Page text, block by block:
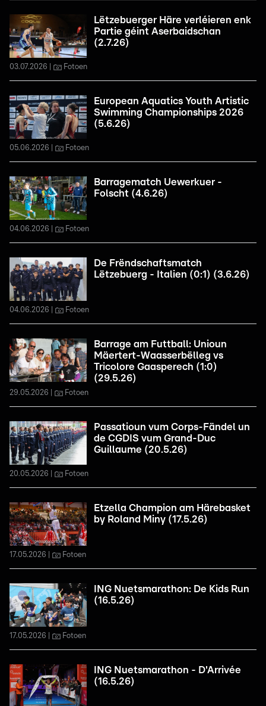
Lëtzebuerger Häre verléieren enk
Partie géint Aserbaidschan
(2.7.26)
03.07.2026 Fotoen
European Aquatics Youth Artistic
Swimming Championships 2026
(5.6.26)
05.06.2026 Fotoen
Barragematch Uewerkuer -
Folscht (4.6.26)
04.06.2026 Fotoen
De Frëndschaftsmatch
Lëtzebuerg - Italien (0:1) (3.6.26)
04.06.2026 Fotoen
Barrage am Futtball: Unioun
Mäertert-Waasserbëlleg vs
Tricolore Gaasperech (1:0)
(29.5.26)
29.05.2026 Fotoen
Passatioun vum Corps-Fändel un
de CGDIS vum Grand-Duc
Guillaume (20.5.26)
20.05.2026 Fotoen
Etzella Champion am Härebasket
by Roland Miny (17.5.26)
17.05.2026 Fotoen
ING Nuetsmarathon: De Kids Run
(16.5.26)
17.05.2026 Fotoen
ING Nuetsmarathon - D'Arrivée
(16.5.26)